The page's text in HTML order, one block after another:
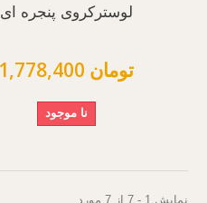
لوسترکروی پنجره ای
1,778,400 تومان
نا موجود
نمایش 1 - 7 از 7 مورد